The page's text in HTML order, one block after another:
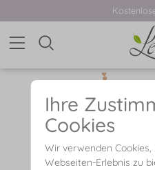
Ihre
Cookies
Wir verwenden
Webseiten-Erlebnis zu